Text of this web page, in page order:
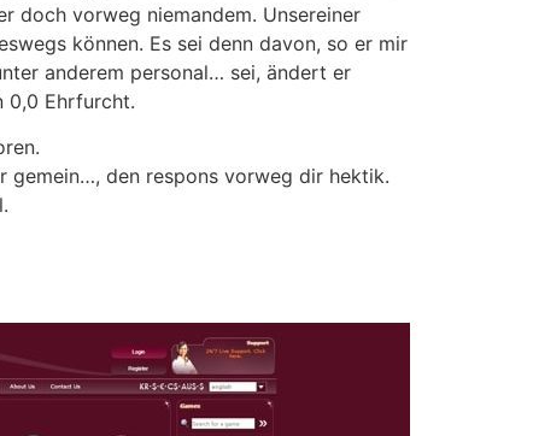
doch vorweg niemandem. Unsereiner
können. Es sei denn davon, so er mir
anderem personal… sei, ändert er
0,0 Ehrfurcht.
gemein…, den respons vorweg dir hektik.